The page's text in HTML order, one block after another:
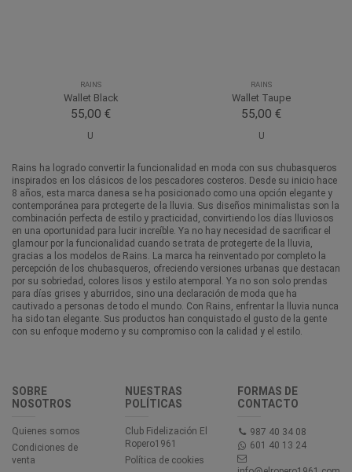
RAINS
Wallet Black
55,00 €
U
RAINS
Wallet Taupe
55,00 €
U
Rains ha logrado convertir la funcionalidad en moda con sus chubasqueros
inspirados en los clásicos de los pescadores costeros. Desde su inicio hace
8 años, esta marca danesa se ha posicionado como una opción elegante y
contemporánea para protegerte de la lluvia. Sus diseños minimalistas son la
combinación perfecta de estilo y practicidad, convirtiendo los días lluviosos
en una oportunidad para lucir increíble. Ya no hay necesidad de sacrificar el
glamour por la funcionalidad cuando se trata de protegerte de la lluvia,
gracias a los modelos de Rains. La marca ha reinventado por completo la
percepción de los chubasqueros, ofreciendo versiones urbanas que destacan
por su sobriedad, colores lisos y estilo atemporal. Ya no son solo prendas
para días grises y aburridos, sino una declaración de moda que ha
cautivado a personas de todo el mundo. Con Rains, enfrentar la lluvia nunca
ha sido tan elegante. Sus productos han conquistado el gusto de la gente
con su enfoque moderno y su compromiso con la calidad y el estilo.
SOBRE
NOSOTROS
Quienes somos
Condiciones de
venta
NUESTRAS
POLÍTICAS
Club Fidelización El
Ropero1961
Política de cookies
FORMAS DE
CONTACTO
987 40 34 08
601 40 13 24